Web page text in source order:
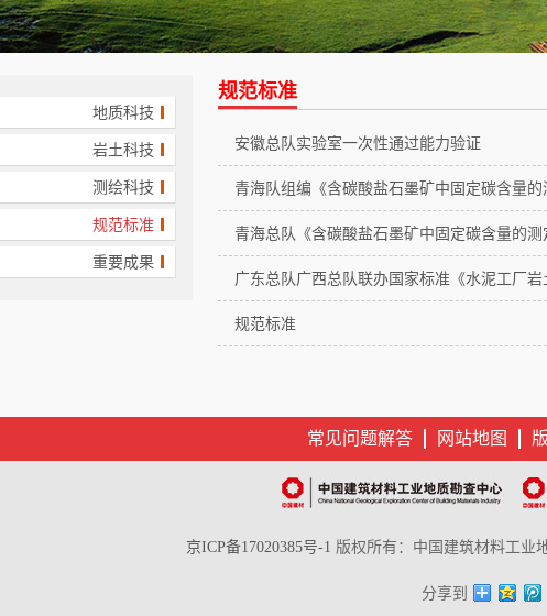
地质科技
岩土科技
测绘科技
规范标准
重要成果
规范标准
安徽总队实验室一次性通过能力验证
青海队组编《含碳酸盐石墨矿中固定碳含量
青海总队《含碳酸盐石墨矿中固定碳含量的
广东总队广西总队联办国家标准《水泥工厂
规范标准
常见问题解答 网站地图
京ICP备17020385号-1 版权所有：中国建筑材料工业
分享到